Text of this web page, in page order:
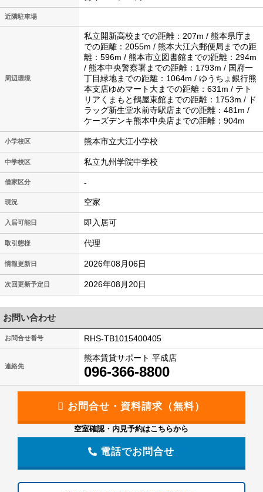
近隣駐車場
周辺環境
私立開新高校までの距離：207m / 熊本県庁ま
での距離：2055m / 熊本大江六郵便局までの距
離：596m / 熊本市立図書館までの距離：294m
/ 熊本中央警察署までの距離：1793m / 国府一
丁目緑地までの距離：1064m / ゆうちょ銀行熊
本支店ゆめマート大までの距離：631m / テト
リアくまもと鶴屋東館までの距離：1753m / ド
ラッグ新生堂水前寺駅店までの距離：481m /
ケーズデンキ熊本中央店までの距離：904m
小学校区 熊本市立大江小学校
中学校区 私立九州学院中学校
借家区分 -
現況 空家
入居可能日 即入居可
取引態様 代理
情報更新日 2026年08月06日
次回更新予定日 2026年08月20日
お問い合わせ
お問合せ番号 RHS-TB1015400405
連絡先
熊本賃貸サポート 平成店
096-366-8800
空室確認・内見予約はこちらから
電話でお問合せ